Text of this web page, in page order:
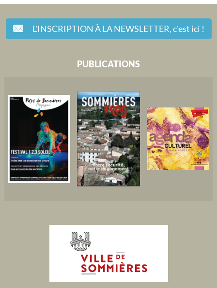
L'INSCRIPTION À LA NEWSLETTER,c'est ici !
PUBLICATIONS